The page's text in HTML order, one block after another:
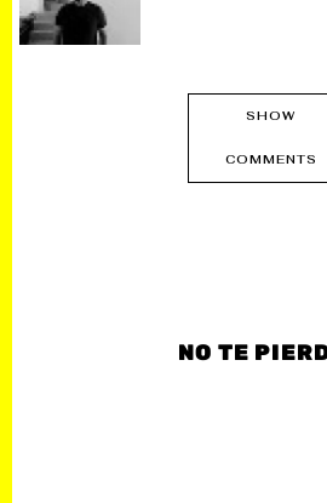
SHOW
COMMENTS
NO TE